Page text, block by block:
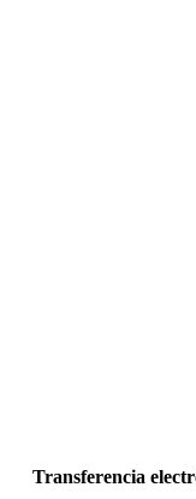
Transferencia